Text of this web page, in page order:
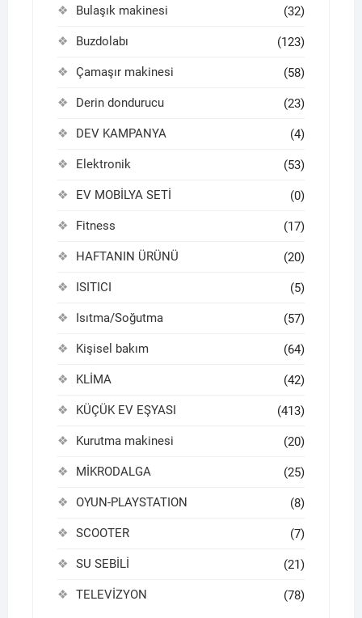
Bulaşık makinesi (32)
Buzdolabı (123)
Çamaşır makinesi (58)
Derin dondurucu (23)
DEV KAMPANYA (4)
Elektronik (53)
EV MOBİLYA SETİ (0)
Fitness (17)
HAFTANIN ÜRÜNÜ (20)
ISITICI (5)
Isıtma/Soğutma (57)
Kişisel bakım (64)
KLİMA (42)
KÜÇÜK EV EŞYASI (413)
Kurutma makinesi (20)
MİKRODALGA (25)
OYUN-PLAYSTATION (8)
SCOOTER (7)
SU SEBİLİ (21)
TELEVİZYON (78)